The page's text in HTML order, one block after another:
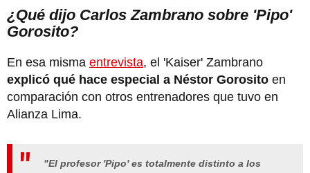
¿Qué dijo Carlos Zambrano sobre 'Pipo'
Gorosito?
En esa misma entrevista, el 'Kaiser' Zambrano
explicó qué hace especial a Néstor Gorosito en
comparación con otros entrenadores que tuvo en
Alianza Lima.
"El profesor 'Pipo' es totalmente distinto a los